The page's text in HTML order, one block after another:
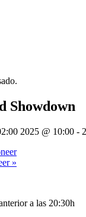
Showdown
2025 @ 10:00 -
»
a las 20:30h